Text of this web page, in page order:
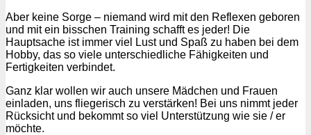
Aber keine Sorge – niemand wird mit den Reflexen geboren
und mit ein bisschen Training schafft es jeder! Die
Hauptsache ist immer viel Lust und Spaß zu haben bei dem
Hobby, das so viele unterschiedliche Fähigkeiten und
Fertigkeiten verbindet.
Ganz klar wollen wir auch unsere Mädchen und Frauen
einladen, uns fliegerisch zu verstärken! Bei uns nimmt jeder
Rücksicht und bekommt so viel Unterstützung wie sie / er
möchte.